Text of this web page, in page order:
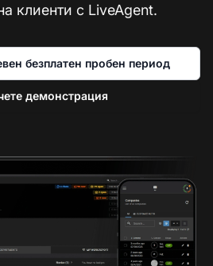
клиенти с LiveAgent.
безплатен пробен период
демонстрация